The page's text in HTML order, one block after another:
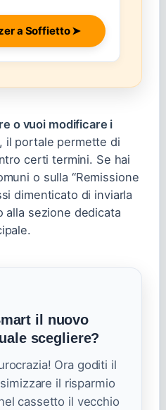
a Soffietto ➤
o vuoi modificare i
il portale permette di
certi termini. Se hai
o sulla “Remissione
dimenticato di inviarla
alla sezione dedicata
il nuovo
scegliere?
Ora goditi il
il risparmio
cassetto il vecchio